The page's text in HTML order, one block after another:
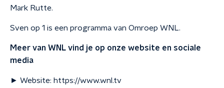
Mark Rutte.
Sven op 1 is een programma van Omroep WNL.
Meer van WNL vind je op onze website en sociale
media
► Website: https://www.wnl.tv